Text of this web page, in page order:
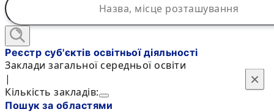
×
Реєстр суб'єктів освітньої діяльності
Заклади загальної середньої освіти
|
Кількість закладів:
Пошук за областями
×